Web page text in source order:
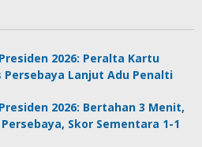
2026: Peralta Kartu
Persebaya Lanjut Adu Penalti
2026: Bertahan 3 Menit,
Skor Sementara 1-1